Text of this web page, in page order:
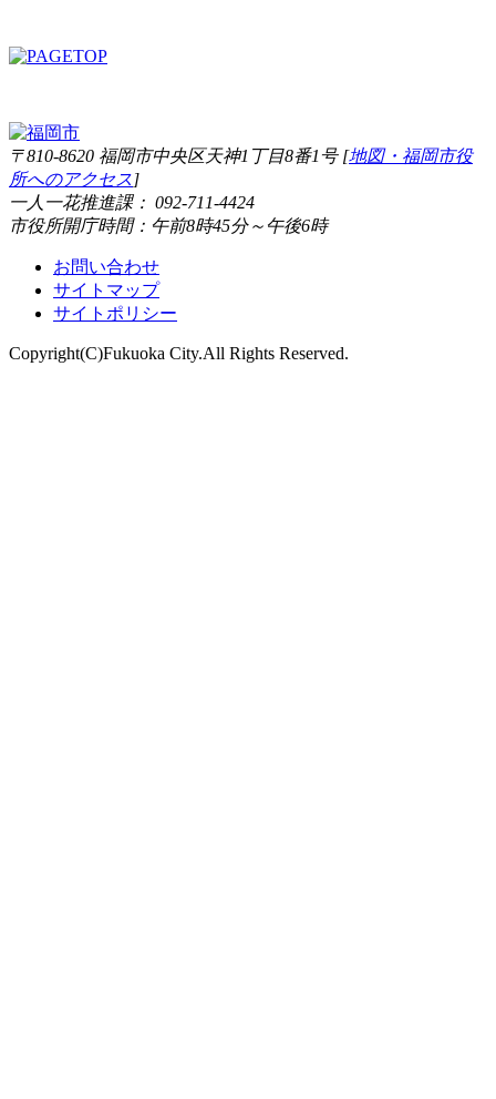
〒810-8620 福岡市中央区天神1丁目8番1号 [地図・福岡市役
所へのアクセス]
一人一花推進課： 092-711-4424
市役所開庁時間：午前8時45分～午後6時
お問い合わせ
サイトマップ
サイトポリシー
Copyright(C)Fukuoka City.All Rights Reserved.